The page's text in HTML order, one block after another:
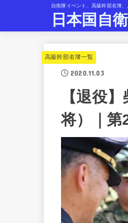
自衛隊イベント、高級幹部名簿
日本国自
高級幹部名簿一覧
2020.11.03
【退役
将）｜第